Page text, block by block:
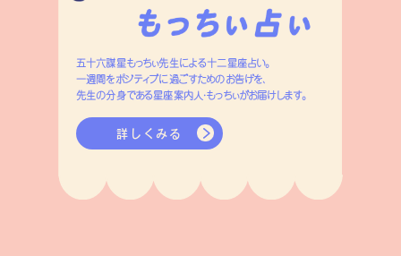
五十六謀星もっちぃ先生による十二星座占い。
一週間をポジティブに過ごすためのお告げを、
先生の分身である星座案内人・もっちぃがお届けします。
詳しくみる